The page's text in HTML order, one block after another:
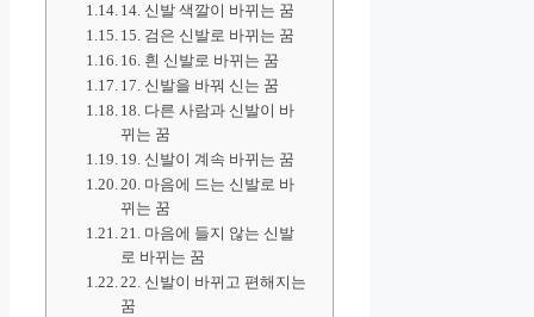
14. 신발 색깔이 바뀌는 꿈
15. 검은 신발로 바뀌는 꿈
16. 흰 신발로 바뀌는 꿈
17. 신발을 바꿔 신는 꿈
18. 다른 사람과 신발이 바
뀌는 꿈
19. 신발이 계속 바뀌는 꿈
20. 마음에 드는 신발로 바
뀌는 꿈
21. 마음에 들지 않는 신발
로 바뀌는 꿈
22. 신발이 바뀌고 편해지는
꿈